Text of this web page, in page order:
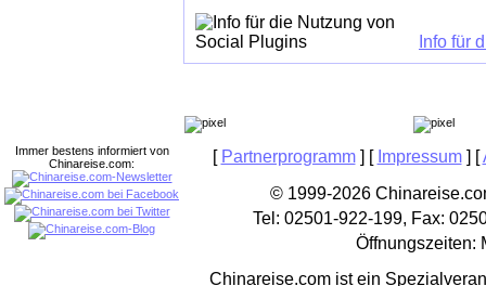
Info für
[ Partnerprogramm] [ Impressum] [
© 1999-2026
Tel: 02501-922-199, Fax:
Öffnungszeiten:
Chinareise.com ist ein
Immer bestens informiert von
Chinareise.com: